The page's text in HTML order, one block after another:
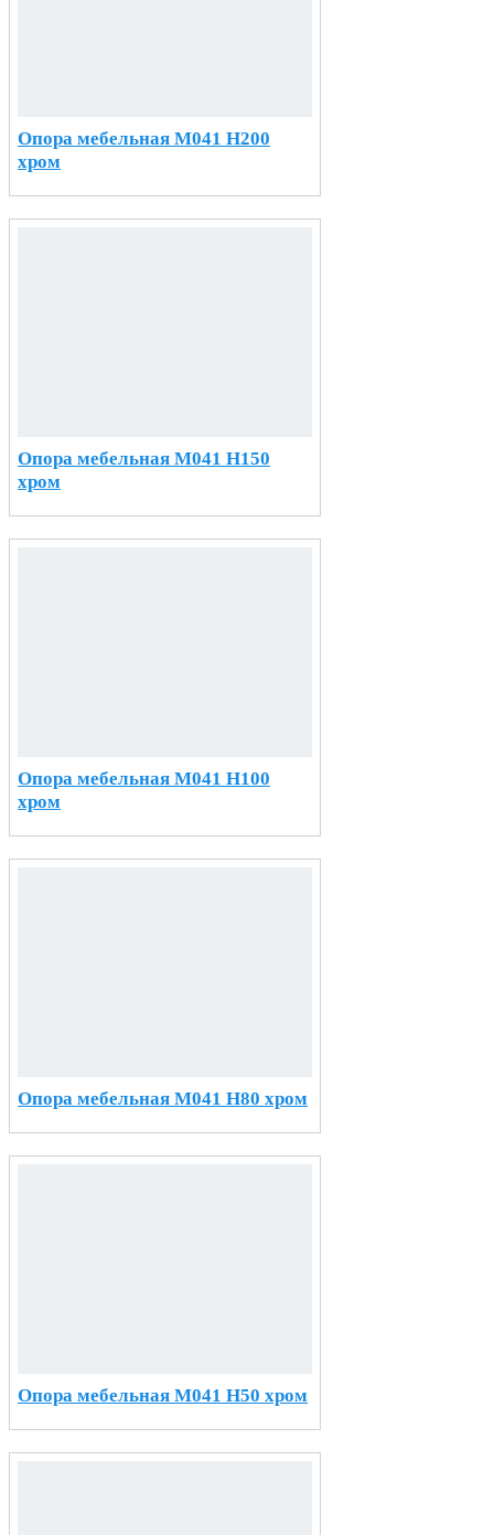
Опора мебельная М041 H200
хром
Опора мебельная М041 H150
хром
Опора мебельная М041 H100
хром
Опора мебельная М041 H80 хром
Опора мебельная М041 H50 хром